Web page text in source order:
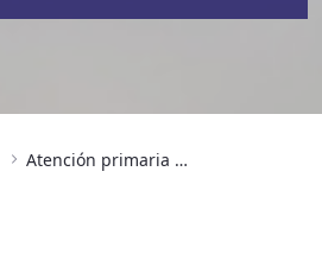
Atención primaria en salud, prevención, enfermedades crónicas y envejecimiento